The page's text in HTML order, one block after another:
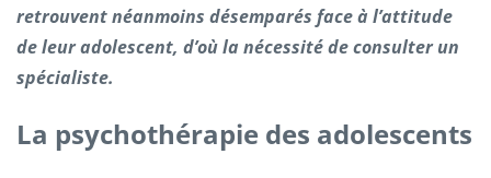
retrouvent néanmoins désemparés face à l’attitude
de leur adolescent, d’où la nécessité de consulter un
spécialiste.
La psychothérapie des adolescents